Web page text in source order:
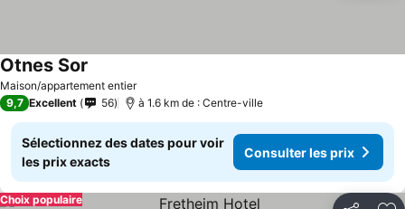
Maison/appartement entier
Otnes Sor
9,7 Excellent 56 à 1.6 km de : Centre-ville
Sélectionnez des dates pour voir
les prix exacts
Consulter les prix
Choix populaire